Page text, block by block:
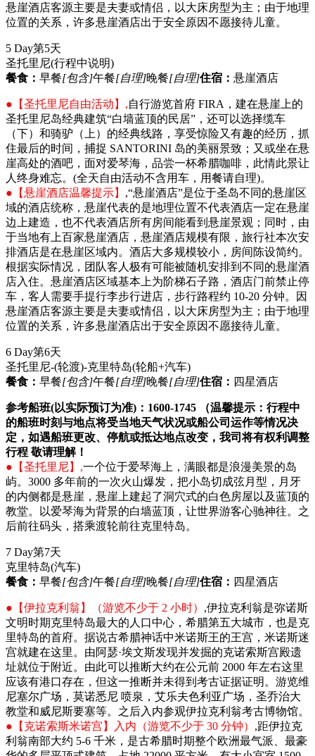
悬崖酒店客源主要是夫妻或情侣，以大床房型为主；由于地理
位置的关系，许多悬崖酒店出于安全原因不愿接待儿童。
5 Day第5天
圣托里尼(行程中说明)
餐食： 早餐[包含]午餐[自理]晚餐[自理]住宿： 悬崖酒店
●【圣托里尼自由活动】,自行游览首府 FIRA，建在悬崖上的
圣托里尼岛经典建筑“白墙蓝顶的民居”，还可以选择缆车
（下）和骑驴（上）的经典线路，享受惊险又有趣的经历，抓
住最后的时间，捕捉 SANTORINI 岛的美丽景致；又或坐在悬
崖高处的酒吧，面对爱琴海，品尝一杯希腊咖啡，此情此景让
人终身难忘。(全天自由活动不含用车，用餐请自理)。
●【悬崖酒店温馨提示】 ,“悬崖酒店”是位于圣岛不同的悬崖区
域的酒店统称，悬崖代表的是地理位置不代表酒店一定在悬崖
边上建造，也不代表酒店所有房间能看到悬崖景观；同时，由
于当地有上百家悬崖酒店，悬崖酒店规模有限，旅行社本次安
排酒店是在悬崖区域内。酒店大多规模较小，房间陈设简约。
根据实际情况，团队客人极有可能被随机安排到不同的悬崖酒
店入住。悬崖酒店区域基本上为阶梯石子路，酒店门前禁止停
车，客人需要手提行李步行进店，步行路程约 10-20 分钟。因
悬崖酒店客源主要是夫妻或情侣，以大床房型为主；由于地理
位置的关系，许多悬崖酒店出于安全原因不愿接待儿童。
6 Day第6天
圣托里尼-(轮渡)-克里特岛(轮船+汽车)
餐食： 早餐[包含]午餐[自理]晚餐[自理]住宿： 四星酒店
参考船班(以实际预订为准)：1600-1745 （温馨提示：行程中
的船班时刻与地点将受当地天气状况或船公司运作等情况决
定，如遇船班更改、停航或抵达地点改变，我司将有权利调整
行程 敬请理解！
●【圣托里尼】,一个位于爱琴海上，满眼都是浪漫美景的岛
屿。3000 多年前的一次火山爆发，把小岛切成弦月型，月牙
的内侧都是悬崖，悬崖上建起了洞穴式的白色房屋以及蓝顶的
教堂。以爱琴海为背景的白墙蓝顶，让世界游客心驰神往。之
后前往码头，搭乘渡轮前往克里特岛。
7 Day第7天
克里特岛(汽车)
餐食： 早餐[包含]午餐[自理]晚餐[自理]住宿： 四星酒店
●【伊拉克利翁】（游览不少于 2 小时） ,伊拉克利翁是弥诺斯
文明时期克里特岛最大的人口中心，希腊第五大城市，也是克
里特岛的首府。据说古希腊神话中米诺斯王的王宫，米诺斯迷
宫就建在这里。由阿瑟·埃文斯发现并发掘的克诺索斯宫殿遗
址就位于附近。由此可以推断大约在公元前 2000 年左右这里
应该有港口存在，但这一推断并未得到考古证据证明。游览维
尼塞尔广场，莫诺悉尼 喷泉，艾乐夫色利亚广场，圣乔治大
教堂和威尼斯要塞等。之后入内参观伊拉克利翁考古博物馆。
●【克诺索斯米诺宫】入内（游览不少于 30 分钟） ,距伊拉克
利翁南部大约 5-6 千米，是古希腊时期整个欧洲最气派、最豪